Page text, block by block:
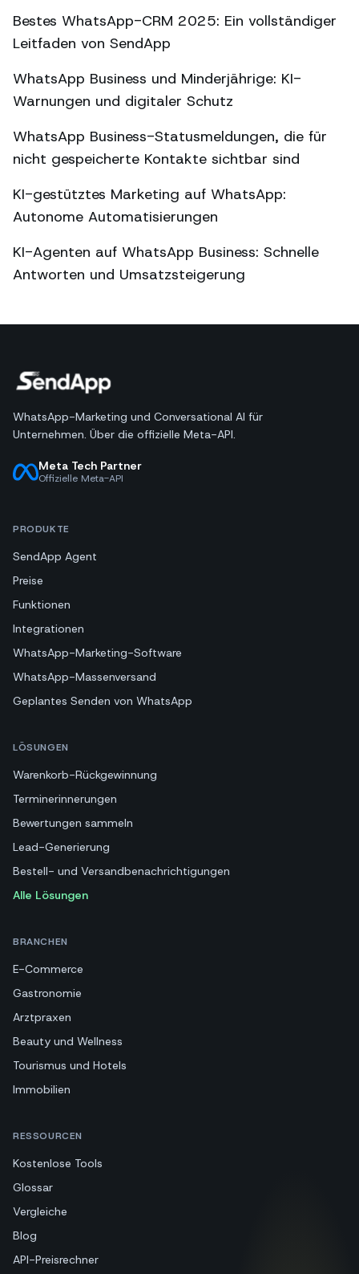
Bestes WhatsApp-CRM 2025: Ein vollständiger
Leitfaden von SendApp
WhatsApp Business und Minderjährige: KI-
Warnungen und digitaler Schutz
WhatsApp Business-Statusmeldungen, die für
nicht gespeicherte Kontakte sichtbar sind
KI-gestütztes Marketing auf WhatsApp:
Autonome Automatisierungen
KI-Agenten auf WhatsApp Business: Schnelle
Antworten und Umsatzsteigerung
WhatsApp-Marketing und Conversational AI für
Unternehmen. Über die offizielle Meta-API.
Meta Tech Partner
Offizielle Meta-API
PRODUKTE
SendApp Agent
Preise
Funktionen
Integrationen
WhatsApp-Marketing-Software
WhatsApp-Massenversand
Geplantes Senden von WhatsApp
LÖSUNGEN
Warenkorb-Rückgewinnung
Terminerinnerungen
Bewertungen sammeln
Lead-Generierung
Bestell- und Versandbenachrichtigungen
Alle Lösungen
BRANCHEN
E-Commerce
Gastronomie
Arztpraxen
Beauty und Wellness
Tourismus und Hotels
Immobilien
RESSOURCEN
Kostenlose Tools
Glossar
Vergleiche
Blog
API-Preisrechner